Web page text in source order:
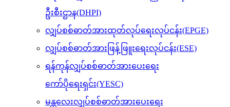
ဦးစီးဌာန(DHPI)
လျှပ်စစ်ဓာတ်အားထုတ်လုပ်ရေးလုပ်ငန်း(EPGE)
လျှပ်စစ်ဓာတ်အားဖြန့်ဖြူးရေးလုပ်ငန်း(ESE)
ရန်ကုန်လျှပ်စစ်ဓာတ်အားပေးရေး
ကော်ပိုရေးရှင်း(YESC)
မန္တလေးလျှပ်စစ်ဓာတ်အားပေးရေး